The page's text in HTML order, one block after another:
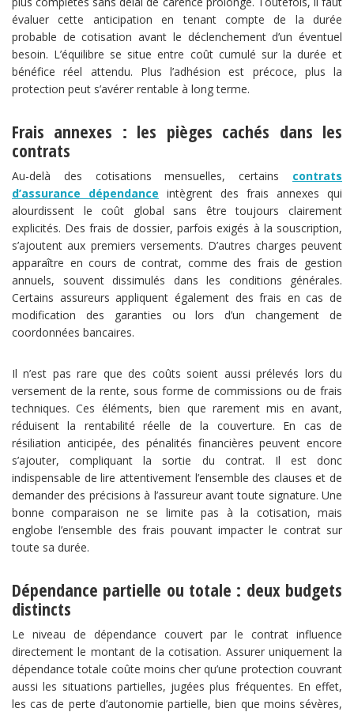
évaluer cette anticipation en tenant compte de la durée
probable de cotisation avant le déclenchement d’un éventuel
besoin. L’équilibre se situe entre coût cumulé sur la durée et
bénéfice réel attendu. Plus l’adhésion est précoce, plus la
protection peut s’avérer rentable à long terme.
Frais annexes : les pièges cachés dans les
contrats
Au-delà des cotisations mensuelles, certains contrats
d’assurance dépendance intègrent des frais annexes qui
alourdissent le coût global sans être toujours clairement
explicités. Des frais de dossier, parfois exigés à la souscription,
s’ajoutent aux premiers versements. D’autres charges peuvent
apparaître en cours de contrat, comme des frais de gestion
annuels, souvent dissimulés dans les conditions générales.
Certains assureurs appliquent également des frais en cas de
modification des garanties ou lors d’un changement de
coordonnées bancaires.
Il n’est pas rare que des coûts soient aussi prélevés lors du
versement de la rente, sous forme de commissions ou de frais
techniques. Ces éléments, bien que rarement mis en avant,
réduisent la rentabilité réelle de la couverture. En cas de
résiliation anticipée, des pénalités financières peuvent encore
s’ajouter, compliquant la sortie du contrat. Il est donc
indispensable de lire attentivement l’ensemble des clauses et de
demander des précisions à l’assureur avant toute signature. Une
bonne comparaison ne se limite pas à la cotisation, mais
englobe l’ensemble des frais pouvant impacter le contrat sur
toute sa durée.
Dépendance partielle ou totale : deux budgets
distincts
Le niveau de dépendance couvert par le contrat influence
directement le montant de la cotisation. Assurer uniquement la
dépendance totale coûte moins cher qu’une protection couvrant
aussi les situations partielles, jugées plus fréquentes. En effet,
les cas de perte d’autonomie partielle, bien que moins sévères,